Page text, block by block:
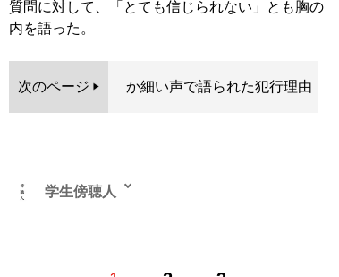
質問に対して、「とても信じられない」とも胸の
内を語った。
次のページ か細い声で語られた犯行理由
学生傍聴人